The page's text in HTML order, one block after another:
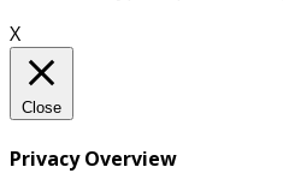
X
Close
Privacy Overview